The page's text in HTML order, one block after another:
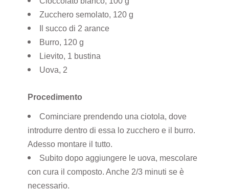
Zucchero semolato, 120 g
Il succo di 2 arance
Burro, 120 g
Lievito, 1 bustina
Uova, 2
Procedimento
Cominciare prendendo una ciotola, dove
introdurre dentro di essa lo zucchero e il burro.
Adesso montare il tutto.
Subito dopo aggiungere le uova, mescolare
con cura il composto. Anche 2/3 minuti se è
necessario.